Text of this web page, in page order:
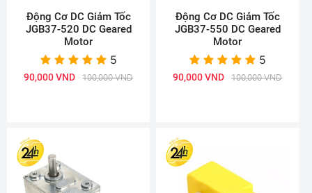
Động Cơ DC Giảm Tốc
JGB37-520 DC Geared
Motor
5
90,000 VND 100,000 VND
Động Cơ DC Giảm Tốc
JGB37-550 DC Geared
Motor
5
90,000 VND 100,000 VND